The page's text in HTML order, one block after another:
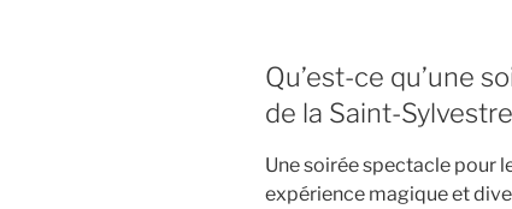
Qu’est-ce qu’une
de la Saint-
Une soirée spectacle pour
expérience magique et